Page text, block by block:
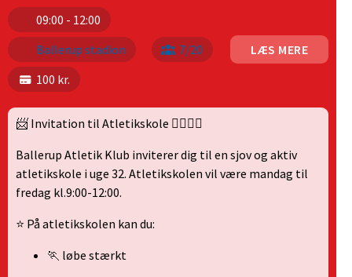
09:00 - 12:00
Ballerup stadion
7/20
100 kr.
LÆS MERE
📨 Invitation til Atletikskole 🏃‍♀️🏃‍♂️
Ballerup Atletik Klub inviterer dig til en sjov og aktiv
atletikskole i uge 32. Atletikskolen vil være mandag til
fredag kl.9:00-12:00.
⭐ På atletikskolen kan du:
🏃 løbe stærkt